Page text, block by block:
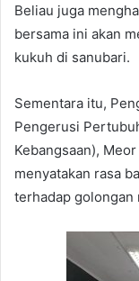
Beliau juga
bersama ini akan
kukuh di sanubari.
Sementara itu,
Pengerusi
Kebangsaan),
menyatakan rasa
terhadap golongan